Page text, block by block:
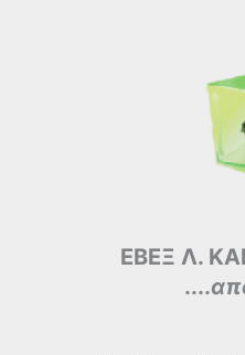
ΕΒΕΞ Λ.
....